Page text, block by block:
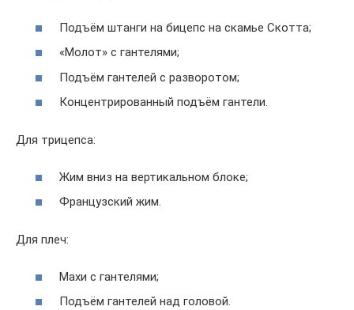
Подъём штанги на бицепс на скамье Скотта;
«Молот» с гантелями;
Подъём гантелей с разворотом;
Концентрированный подъём гантели.
Для трицепса:
Жим вниз на вертикальном блоке;
Французский жим.
Для плеч:
Махи с гантелями;
Подъём гантелей над головой.